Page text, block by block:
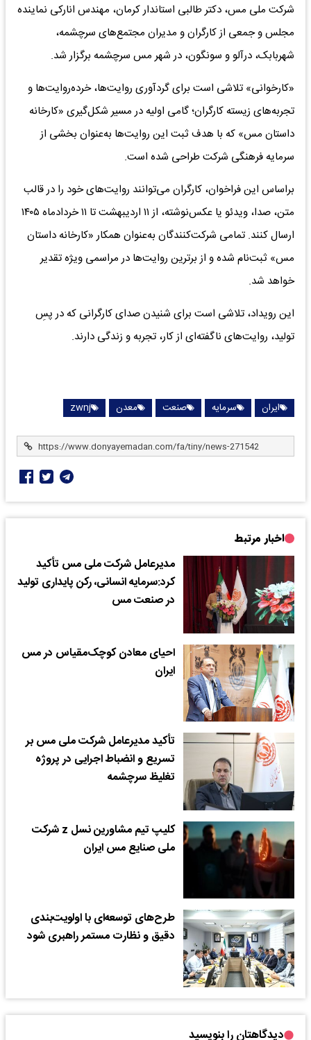
شرکت ملی مس، دکتر طالبی استاندار کرمان، مهندس انارکی نماینده
مجلس و جمعی از کارگران و مدیران مجتمع‌های سرچشمه،
شهربابک، درآلو و سونگون، در شهر مس سرچشمه برگزار شد.
‌«کارخوانی» تلاشی است برای گردآوری روایت‌ها، خرده‌روایت‌ها و
تجربه‌های زیسته کارگران؛ گامی اولیه در مسیر شکل‌گیری «کارخانه
داستان مس» که با هدف ثبت این روایت‌ها به‌عنوان بخشی از
سرمایه فرهنگی شرکت طراحی شده است.
‌براساس این فراخوان، کارگران می‌توانند روایت‌های خود را در قالب
متن، صدا، ویدئو یا عکس‌نوشته، از ۱۱ اردیبهشت تا ۱۱ خردادماه ۱۴۰۵
ارسال کنند. تمامی شرکت‌کنندگان به‌عنوان همکار «کارخانه داستان
مس» ثبت‌نام شده و از برترین روایت‌ها در مراسمی ویژه تقدیر
خواهد شد.
‌این رویداد، تلاشی است برای شنیدن صدای کارگرانی که در پسِ
تولید، روایت‌های ناگفته‌ای از کار، تجربه و زندگی دارند.
ایران سرمایه صنعت معدن zwnj
اخبار مرتبط
مدیرعامل شرکت ملی مس تأکید
کرد:سرمایه انسانی، رکن پایداری تولید
در صنعت مس
احیای معادن کوچک‌مقیاس در مس
ایران
تأکید مدیرعامل شرکت ملی مس بر
تسریع و انضباط اجرایی در پروژه
تغلیظ سرچشمه
کلیپ تیم مشاورین نسل z شرکت
ملی صنایع مس ایران
طرح‌های توسعه‌ای با اولویت‌بندی
دقیق و نظارت مستمر راهبری شود
دیدگاهتان را بنویسید